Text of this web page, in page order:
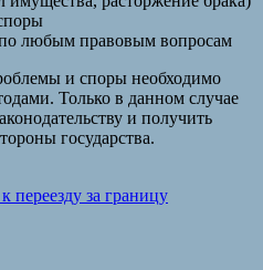
любым правовым вопросам
и споры необходимо
Только в данном случае
и получить
государства.
переезду за границу